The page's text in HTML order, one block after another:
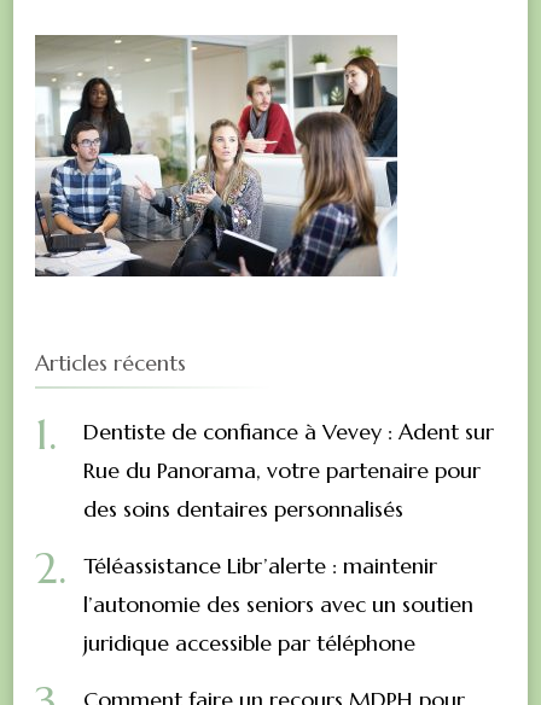
Articles récents
Dentiste de confiance à Vevey : Adent sur
Rue du Panorama, votre partenaire pour
des soins dentaires personnalisés
Téléassistance Libr’alerte : maintenir
l’autonomie des seniors avec un soutien
juridique accessible par téléphone